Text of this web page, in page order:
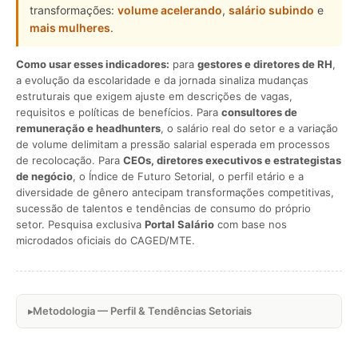
transformações: volume acelerando, salário subindo e
mais mulheres.
Como usar esses indicadores: para gestores e diretores de RH,
a evolução da escolaridade e da jornada sinaliza mudanças
estruturais que exigem ajuste em descrições de vagas,
requisitos e políticas de benefícios. Para consultores de
remuneração e headhunters, o salário real do setor e a variação
de volume delimitam a pressão salarial esperada em processos
de recolocação. Para CEOs, diretores executivos e estrategistas
de negócio, o Índice de Futuro Setorial, o perfil etário e a
diversidade de gênero antecipam transformações competitivas,
sucessão de talentos e tendências de consumo do próprio
setor. Pesquisa exclusiva Portal Salário com base nos
microdados oficiais do CAGED/MTE.
Metodologia — Perfil & Tendências Setoriais